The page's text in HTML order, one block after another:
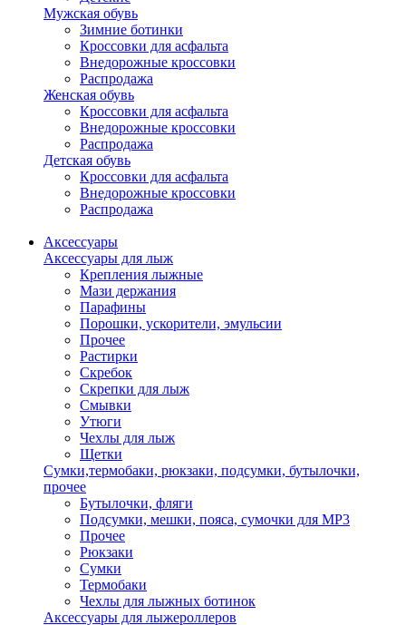
Мужская обувь
Зимние ботинки
Кроссовки для асфальта
Внедорожные кроссовки
Распродажа
Женская обувь
Кроссовки для асфальта
Внедорожные кроссовки
Распродажа
Детская обувь
Кроссовки для асфальта
Внедорожные кроссовки
Распродажа
Аксессуары
Аксессуары для лыж
Крепления лыжные
Мази держания
Парафины
Порошки, ускорители, эмульсии
Прочее
Растирки
Скребок
Скрепки для лыж
Смывки
Утюги
Чехлы для лыж
Щетки
Сумки,термобаки, рюкзаки, подсумки, бутылочки,
прочее
Бутылочки, фляги
Подсумки, мешки, пояса, сумочки для MP3
Прочее
Рюкзаки
Сумки
Термобаки
Чехлы для лыжных ботинок
Аксессуары для лыжероллеров